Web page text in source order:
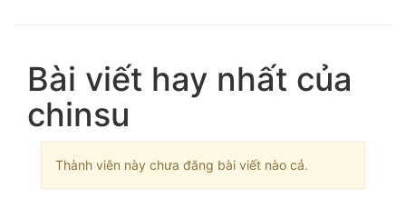
Bài viết hay nhất của
chinsu
Thành viên này chưa đăng bài viết nào cả.